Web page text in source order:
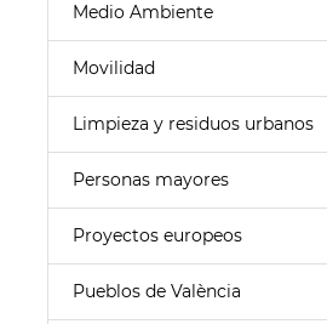
Medio Ambiente
Movilidad
Limpieza y residuos urbanos
Personas mayores
Proyectos europeos
Pueblos de València